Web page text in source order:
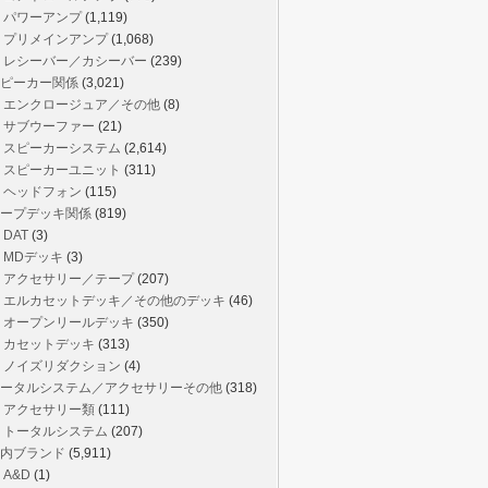
パワーアンプ(1,119)
プリメインアンプ(1,068)
レシーバー／カシーバー (239)
ーカー関係 (3,021)
エンクロージュア／その他 (8)
サブウーファー (21)
スピーカーシステム (2,614)
スピーカーユニット (311)
ヘッドフォン (115)
プデッキ関係 (819)
DAT (3)
MDデッキ (3)
アクセサリー／テープ(207)
エルカセットデッキ／その他のデッキ (46)
オープンリールデッキ (350)
カセットデッキ (313)
ノイズリダクション (4)
ータルシステム／アクセサリーその他 (318)
アクセサリー類 (111)
トータルシステム (207)
ブランド (5,911)
A&D (1)